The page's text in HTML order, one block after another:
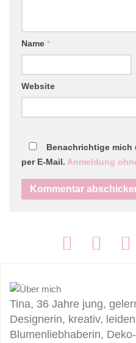
Name *
Website
Benachrichtige mich
per E-Mail. Anmeldung
Tina, 36 Jahre jung,
Designerin, kreativ,
Blumenliebhaberin,